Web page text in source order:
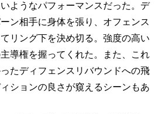
ようなパフォーマンスだった。デ
ン相手に身体を張り、オフェンス
リング下を決め切る。強度の高い
導権を握ってくれた。また、これ
たディフェンスリバウンドへの飛
ションの良さが窺えるシーンもあ